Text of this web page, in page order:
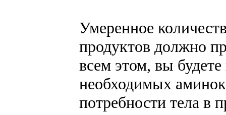
Умеренное
продуктов должно
всем этом, вы будете
необходимых
потребности тела в